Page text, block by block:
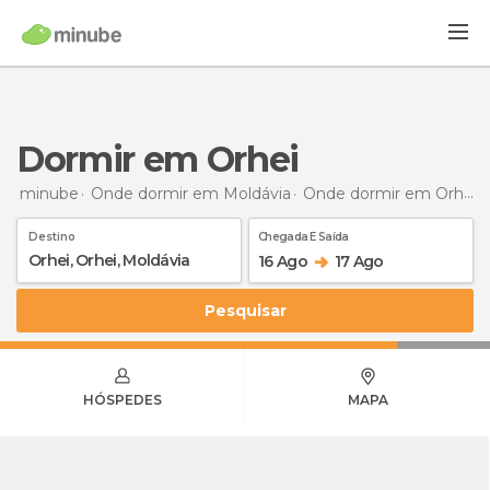
Dormir em Orhei
minube Onde dormir em Moldávia Onde dormir em Orhei
Destino Chegada E Saída
16 Ago 17 Ago
Pesquisar
HÓSPEDES MAPA